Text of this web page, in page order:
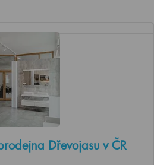
Dřevojasu v ČR